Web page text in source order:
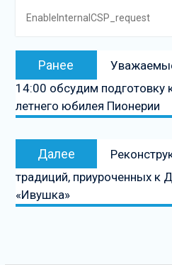
EnableInternalCSP_request
Навигация
записям
Ранее
запись:
14:00 обсудим подготовку
летнего юбилея Пионерии
Далее
запись
традиций, приуроченных к
«Ивушка»